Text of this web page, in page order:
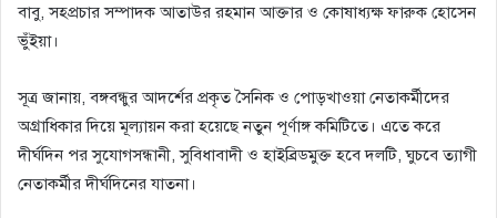
বাবু, সহপ্রচার সম্পাদক আতাউর রহমান আক্তার ও কোষাধ্যক্ষ ফারুক হোসেন
ভুঁইয়া।
সূত্র জানায়, বঙ্গবন্ধুর আদর্শের প্রকৃত সৈনিক ও পোড়খাওয়া নেতাকর্মীদের
অগ্রাধিকার দিয়ে মূল্যায়ন করা হয়েছে নতুন পূর্ণাঙ্গ কমিটিতে। এতে করে
দীর্ঘদিন পর সুযোগসন্ধানী, সুবিধাবাদী ও হাইব্রিডমুক্ত হবে দলটি, ঘুচবে ত্যাগী
নেতাকর্মীর দীর্ঘদিনের যাতনা।